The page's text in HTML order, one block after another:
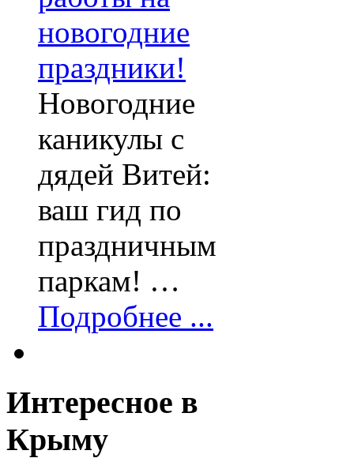
Новогодние
каникулы с
дядей Витей:
ваш гид по
праздничным
паркам! …
Подробнее ...
Интересное в
Крыму